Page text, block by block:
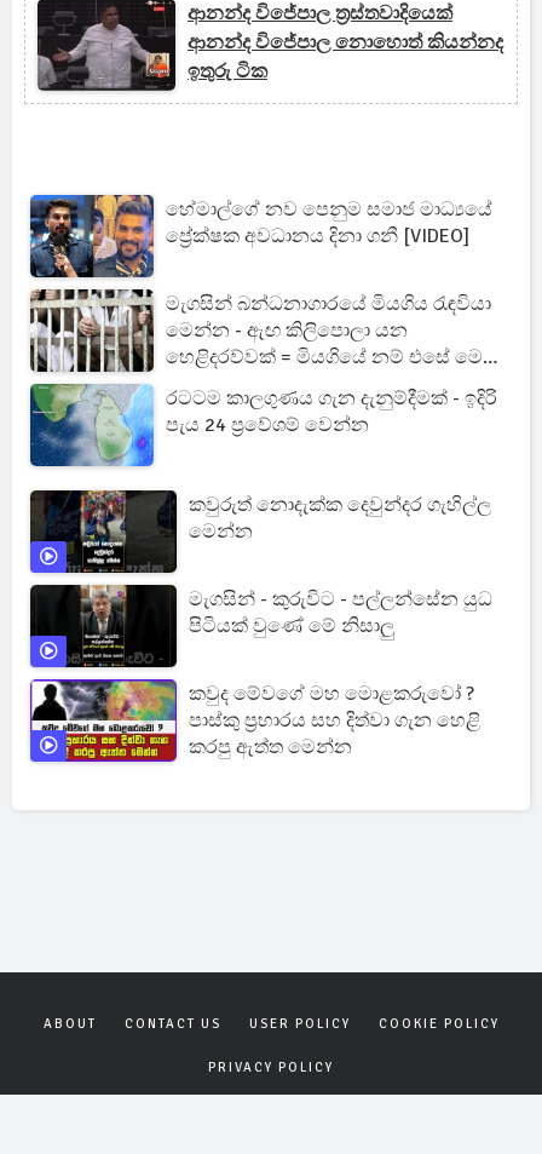
ආනන්ද විජේපාල ත්‍රස්තවාදියෙක්
ආනන්ද විජේපාල නොහොත් කියන්නද
ඉතුරු ටික
හේමාල්ගේ නව පෙනුම සමාජ මාධ්‍යයේ
ප්‍රේක්ෂක අවධානය දිනා ගනී [VIDEO]
මැගසින් බන්ධනාගාරයේ මියගිය රැඳවියා
මෙන්න - ඇඟ කිලිපොලා යන
හෙළිදරව්වක් = මියගියේ නම් එසේ මෙසේ
කෙනෙක් නෙමෙයි
රටටම කාලගුණය ගැන දැනුම්දීමක් - ඉදිරි
පැය 24 ප්‍රවේශම් වෙන්න
කවුරුත් නොදැක්ක දෙවුන්දර ගැහිල්ල
මෙන්න
මැගසින් - කුරුවිට - පල්ලන්සේන යුධ
පිටියක් වුණේ මේ නිසාලු
කවුද මේවගේ මහ මොළකරුවෝ ?
පාස්කු ප්‍රහාරය සහ දිත්වා ගැන හෙළි
කරපු ඇත්ත මෙන්න
ABOUT CONTACT US USER POLICY COOKIE POLICY
PRIVACY POLICY